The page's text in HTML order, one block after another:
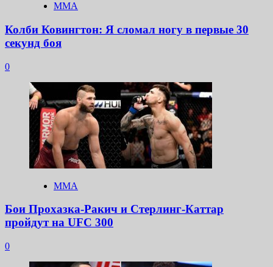
ММА
Колби Ковингтон: Я сломал ногу в первые 30
секунд боя
0
ММА
Бои Прохазка-Ракич и Стерлинг-Каттар
пройдут на UFC 300
0